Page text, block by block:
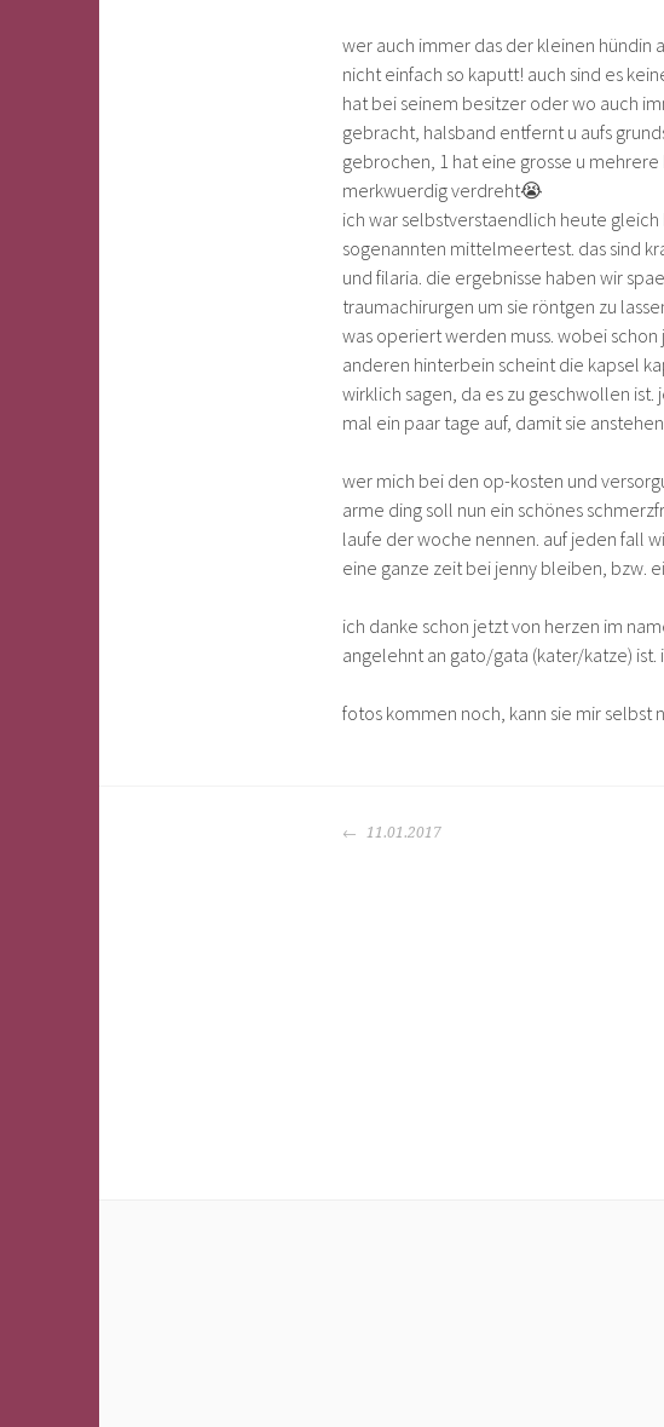
wer auch immer das der kleinen hündin
nicht einfach so kaputt! auch sind es
hat bei seinem besitzer oder wo auch
gebracht, halsband entfernt u aufs
gebrochen, 1 hat eine grosse u
merkwuerdig verdreht😭
ich war selbstverstaendlich heute
sogenannten mittelmeertest. das sind
und filaria. die ergebnisse haben wir
traumachirurgen um sie röntgen zu
was operiert werden muss. wobei
anderen hinterbein scheint die kapsel
wirklich sagen, da es zu geschwollen
mal ein paar tage auf, damit sie
wer mich bei den op-kosten und
arme ding soll nun ein schönes
laufe der woche nennen. auf jeden fall
eine ganze zeit bei jenny bleiben, bzw.
ich danke schon jetzt von herzen im
angelehnt an gato/gata (kater/katze)
fotos kommen noch, kann sie mir
BEITRAGS-
11.01.2017